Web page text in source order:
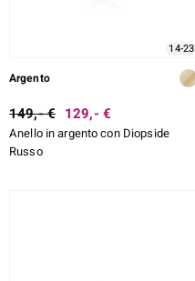
14-23
Argento
149,- € 129,- €
Anello in argento con Diopside
Russo